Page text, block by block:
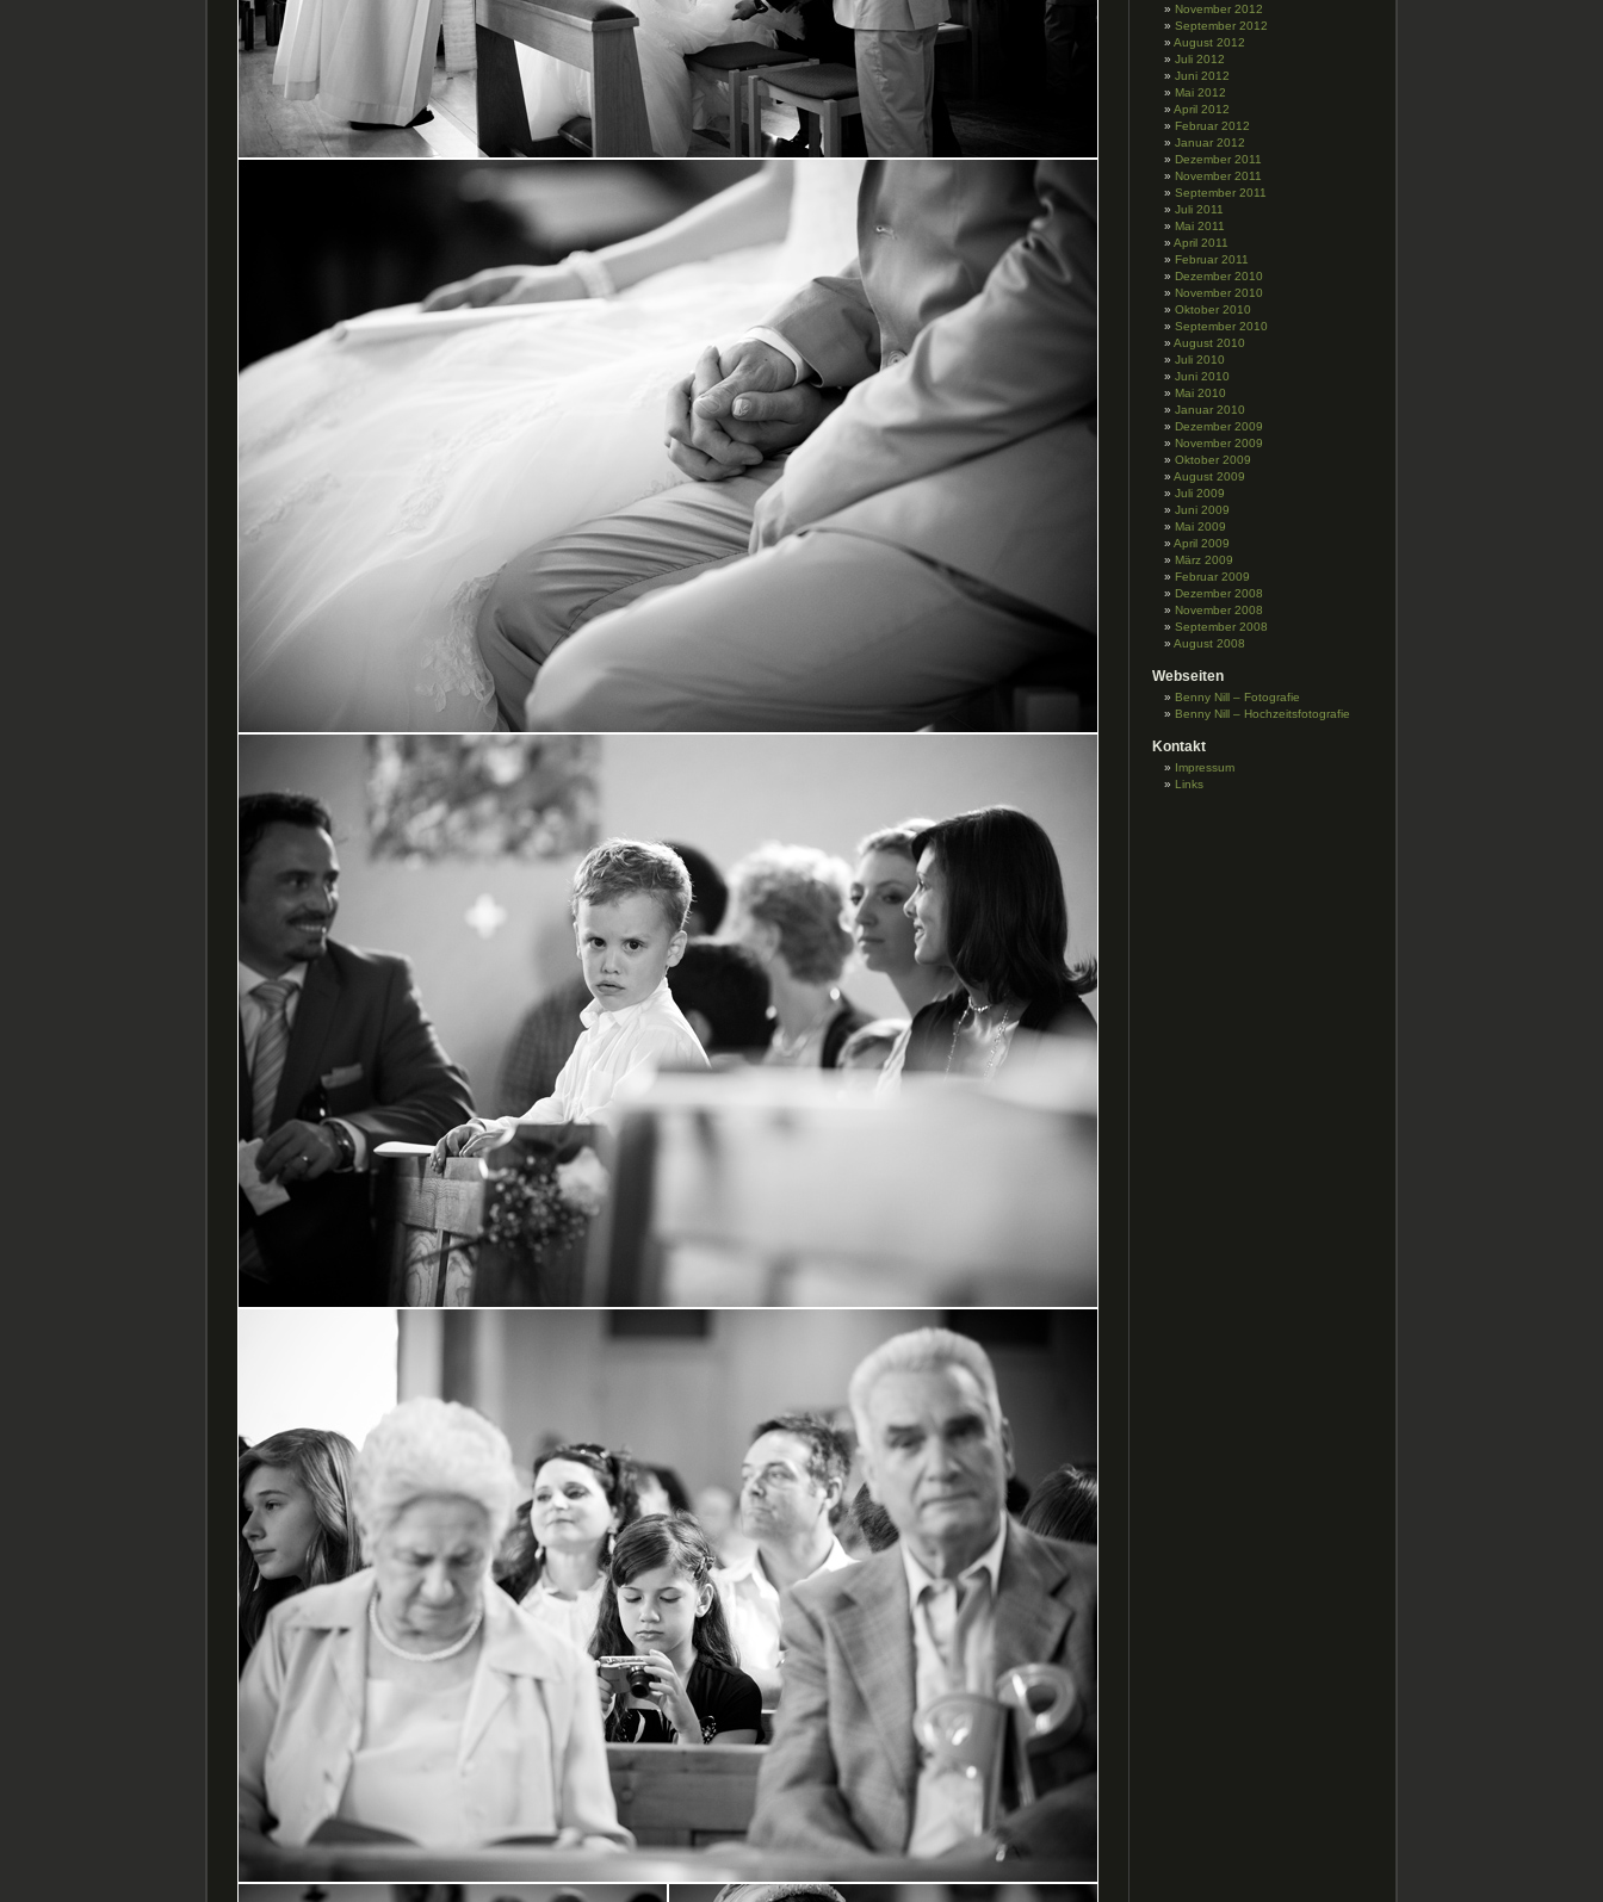
November 2012
September 2012
August 2012
Juli 2012
Juni 2012
Mai 2012
April 2012
Februar 2012
Januar 2012
Dezember 2011
November 2011
September 2011
Juli 2011
Mai 2011
April 2011
Februar 2011
Dezember 2010
November 2010
Oktober 2010
September 2010
August 2010
Juli 2010
Juni 2010
Mai 2010
Januar 2010
Dezember 2009
November 2009
Oktober 2009
August 2009
Juli 2009
Juni 2009
Mai 2009
April 2009
März 2009
Februar 2009
Dezember 2008
November 2008
September 2008
August 2008
Webseiten
Benny Nill – Fotografie
Benny Nill – Hochzeitsfotografie
Kontakt
Impressum
Links